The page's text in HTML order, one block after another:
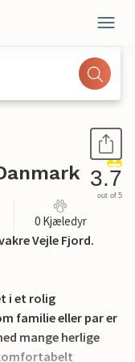
3.7
out of 5
0 Kjæledyr
Vejle Fjord.
i et rolig
familie eller par er
mange herlige